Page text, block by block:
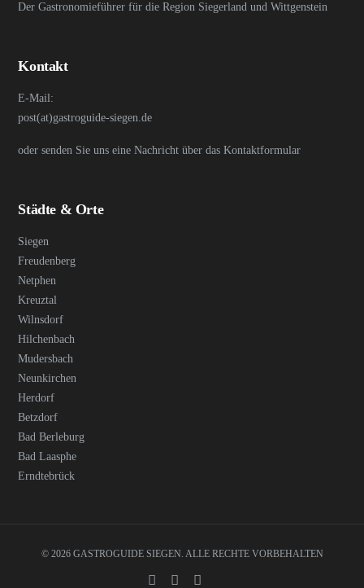
Der Gastronomieführer für die Region Siegerland und Wittgenstein
Kontakt
E-Mail:
post(at)gastroguide-siegen.de
oder senden Sie uns eine Nachricht über das Kontaktformular
Städte & Orte
Siegen
Freudenberg
Netphen
Kreuztal
Wilnsdorf
Hilchenbach
Mudersbach
Neunkirchen
Herdorf
Betzdorf
Bad Berleburg
Bad Laasphe
Erndtebrück
© 2026 GASTROGUIDE SIEGEN. ALLE RECHTE VORBEHALTEN